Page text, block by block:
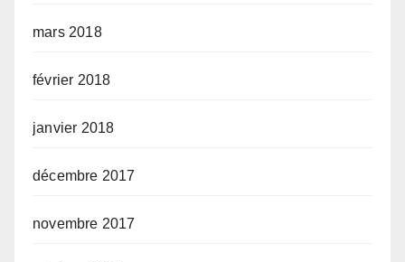
mars 2018
février 2018
janvier 2018
décembre 2017
novembre 2017